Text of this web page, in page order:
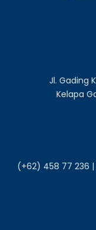
Jl. Gading
Kelapa
(+62) 458 77 236